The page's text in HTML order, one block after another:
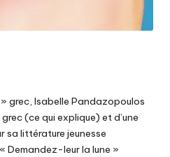
grec, Isabelle Pandazopoulos
(ce qui explique) et d’une
sa littérature jeunesse
Demandez-leur la lune »